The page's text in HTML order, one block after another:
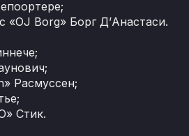
Borg» Борг Д’Анастаси.
Расмуссен;
Стик.